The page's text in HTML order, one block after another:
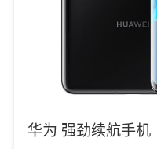
华为 强劲续航手机